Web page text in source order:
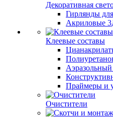
Декоративная
Гирлянды
Акриловые
Клеевые составы
Праймеры и
Очистители